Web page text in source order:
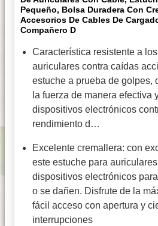
Pequeño, Bolsa Duradera Con
Accesorios De Cables De
Compañero D
Característica resistente a
auriculares contra caídas
estuche a prueba de golpes,
la fuerza de manera efectiva
dispositivos electrónicos
rendimiento d…
Excelente cremallera: con
este estuche para
dispositivos electrónicos
o se dañen. Disfrute de la
fácil acceso con apertura y
interrupciones